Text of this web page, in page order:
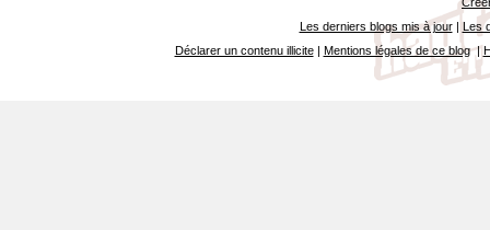
Les derniers blogs mis à jour| Les
Déclarer un contenu illicite| Mentions légales de ce blog|